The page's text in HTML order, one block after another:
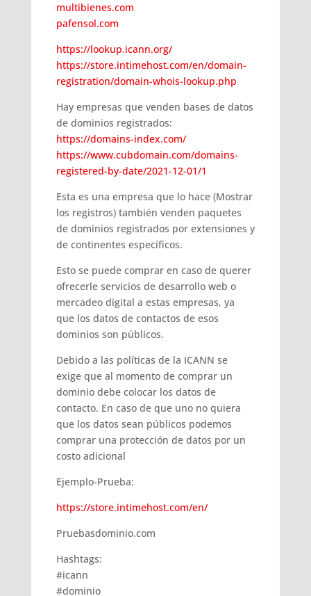
multibienes.com
pafensol.com
https://lookup.icann.org/
https://store.intimehost.com/en/domain-
registration/domain-whois-lookup.php
Hay empresas que venden bases de datos
de dominios registrados:
https://domains-index.com/
https://www.cubdomain.com/domains-
registered-by-date/2021-12-01/1
Esta es una empresa que lo hace (Mostrar
los registros) también venden paquetes
de dominios registrados por extensiones y
de continentes específicos.
Esto se puede comprar en caso de querer
ofrecerle servicios de desarrollo web o
mercadeo digital a estas empresas, ya
que los datos de contactos de esos
dominios son públicos.
Debido a las políticas de la ICANN se
exige que al momento de comprar un
dominio debe colocar los datos de
contacto. En caso de que uno no quiera
que los datos sean públicos podemos
comprar una protección de datos por un
costo adicional
Ejemplo-Prueba:
https://store.intimehost.com/en/
Pruebasdominio.com
Hashtags:
#icann
#dominio